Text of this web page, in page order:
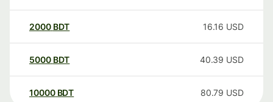
2000 BDT 16.16 USD
5000 BDT 40.39 USD
10000 BDT 80.79 USD